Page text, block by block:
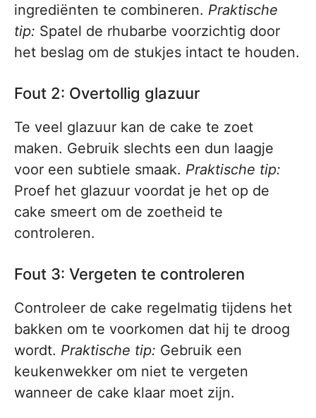
ingrediënten te combineren. Praktische
tip: Spatel de rhubarbe voorzichtig door
het beslag om de stukjes intact te houden.
Fout 2: Overtollig glazuur
Te veel glazuur kan de cake te zoet
maken. Gebruik slechts een dun laagje
voor een subtiele smaak. Praktische tip:
Proef het glazuur voordat je het op de
cake smeert om de zoetheid te
controleren.
Fout 3: Vergeten te controleren
Controleer de cake regelmatig tijdens het
bakken om te voorkomen dat hij te droog
wordt. Praktische tip: Gebruik een
keukenwekker om niet te vergeten
wanneer de cake klaar moet zijn.